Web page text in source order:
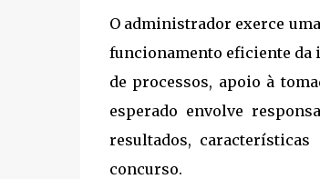
O administrador exerce
funcionamento eficiente da
de processos, apoio à
esperado envolve
resultados,
concurso.